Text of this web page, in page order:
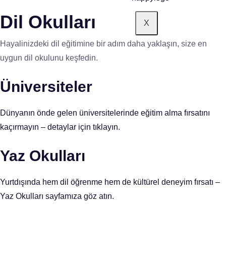
X
Dil Okulları
Hayalinizdeki dil eğitimine bir adım daha yaklaşın, size en
uygun dil okulunu keşfedin.
Üniversiteler
Dünyanın önde gelen üniversitelerinde eğitim alma fırsatını
kaçırmayın – detaylar için tıklayın.
Yaz Okulları
Yurtdışında hem dil öğrenme hem de kültürel deneyim fırsatı –
Yaz Okulları sayfamıza göz atın.